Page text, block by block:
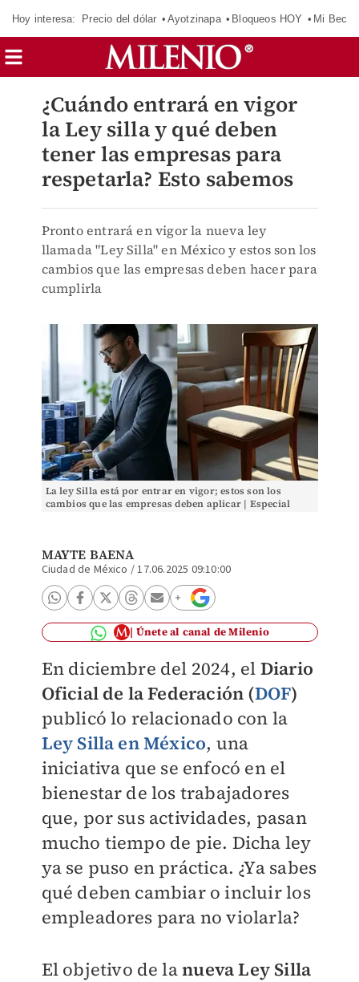
Hoy interesa: Precio del dólar Ayotzinapa Bloqueos HOY Mi Beca
¿Cuándo entrará en vigor
la Ley silla y qué deben
tener las empresas para
respetarla? Esto sabemos
Pronto entrará en vigor la nueva ley
llamada "Ley Silla" en México y estos son los
cambios que las empresas deben hacer para
cumplirla
La ley Silla está por entrar en vigor; estos son los
cambios que las empresas deben aplicar | Especial
MAYTE BAENA
Ciudad de México /17.06.2025 09:10:00
Únete al canal de Milenio
En diciembre del 2024, el Diario
Oficial de la Federación (DOF)
publicó lo relacionado con la
Ley Silla en México, una
iniciativa que se enfocó en el
bienestar de los trabajadores
que, por sus actividades, pasan
mucho tiempo de pie. Dicha ley
ya se puso en práctica. ¿Ya sabes
qué deben cambiar o incluir los
empleadores para no violarla?
El objetivo de lanueva Ley Silla